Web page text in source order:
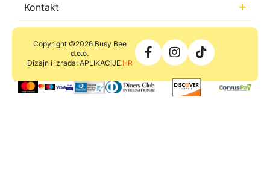
Kontakt
Copyright ©2026 Busy Bee
d.o.o.
Dizajn i izrada: APLIKACIJE.HR